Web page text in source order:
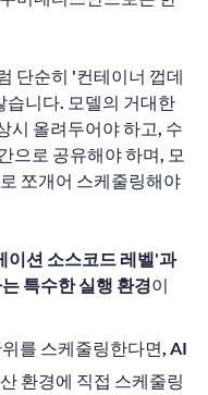
단순히 '컨테이너 껍데
습니다. 모델의 거대한
시 올려두어야 하고, 수
으로 공유해야 하며, 모
쪼개어 스케줄링해야
이션 소스코드 레벨'과
특수한 실행 환경이
를 스케줄링한다면, AI
환경에 직접 스케줄링